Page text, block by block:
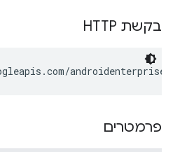
בקשת HTTP
פרמטרים